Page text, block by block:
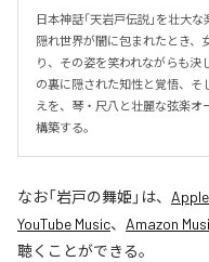
日本神話「天岩戸伝説」を壮大
隠れ世界が闇に包まれたとき、
り、その姿を笑われながらも
の裏に隠された知性と覚悟、そ
えを、琴・尺八と壮麗な弦楽
構築する。
なお「岩戸の舞姫 」は、
YouTube Music、 Amazon
聴くことができる。